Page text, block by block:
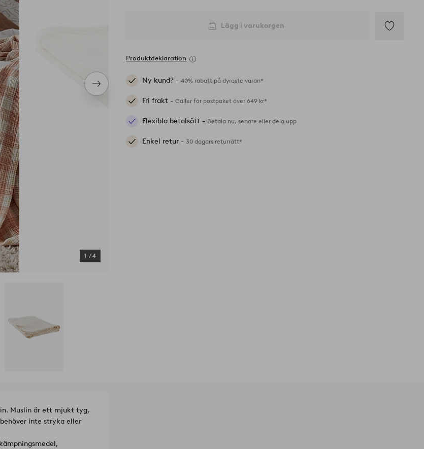
Nästa
produkt
1 /4
Lägg i varukorgen
Produktdeklaration
Ny kund? -40% rabatt på dyraste varan*
Fri frakt -Gäller för postpaket över 649 kr*
Flexibla betalsätt - Betala nu, senare eller dela upp
Enkel retur -30 dagars returrätt*
Muslin är ett mjukt tyg,
inte stryka eller